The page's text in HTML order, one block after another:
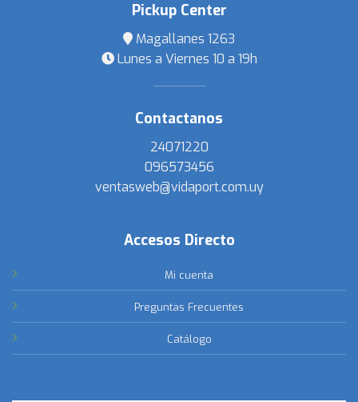
Pickup Center
Magallanes 1263
Lunes a Viernes 10 a 19h
Contactanos
24071220
096573456
ventasweb@vidaport.com.uy
Accesos Directo
Mi cuenta
Preguntas Frecuentes
Catálogo